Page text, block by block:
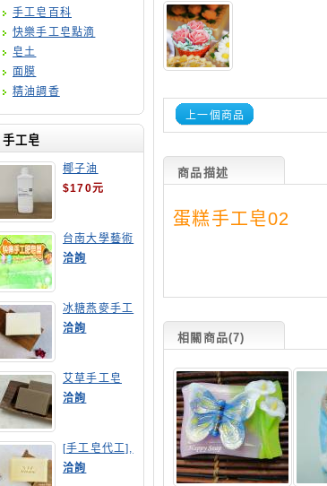
手工皂百科
快樂手工皂點滴
皂土
面膜
精油調香
手工皂
椰子油
$170元
台南大學藝術
手工皂師資培
訓班
洽詢
冰糖燕麥手工
皂
洽詢
艾草手工皂
洽詢
[手工皂代工],
膠原蛋白手工
皂
洽詢
上一個商品
商品描述
蛋糕手工皂02
相關商品(7)